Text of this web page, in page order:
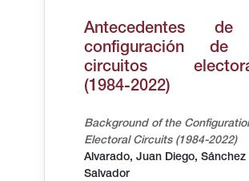
Antecedentes
configuración de
circuitos
(1984-2022)
Background of the
Electoral Circuits (1984-2022)
Alvarado, Juan Diego,Sánchez
Salvador